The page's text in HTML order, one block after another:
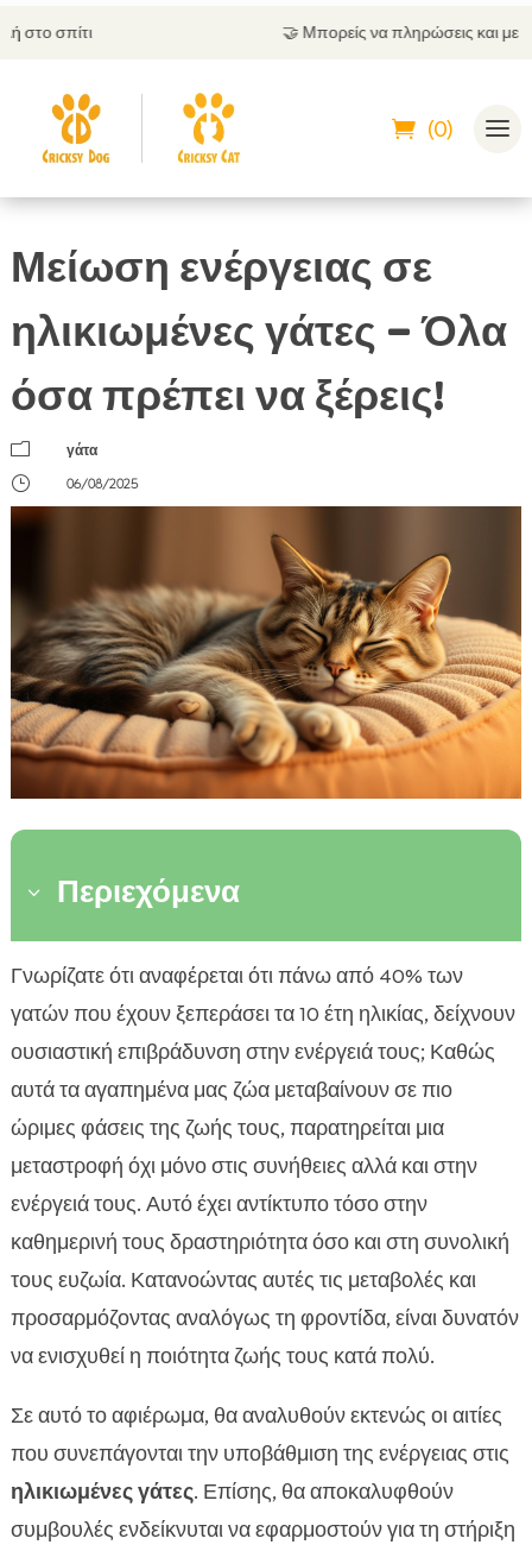
Μπορείς να πληρώσεις και με αντικαταβολή
(0)
Μείωση ενέργειας σε
ηλικιωμένες γάτες – Όλα
όσα πρέπει να ξέρεις!
m
γάτα
}
06/08/2025
3 Περιεχόμενα
 Κατανόηση της μείωσης ενέργειας στις γάτες
 Ηλικία και ενέργεια: Τι να περιμένετε
 Διατροφή και ενέργεια σε ηλικιωμένες γάτες
 Επιλογές διατροφής: CricksyCat για γάτες
 Η σημασία της σωστής ενυδάτωσης
 Άσκηση και δραστηριότητες για ηλικιωμένες
γάτες
Σημάδια προβλημάτων υγείας που μειώνουν
την ενέργεια

Προληπτική φροντίδα για διατήρηση της
ενέργειας
 Πώς το περιβάλλον επηρεάζει την ενέργεια της
Περιποίηση και άνεση: Σημαντικοί παράγοντες
Ψυχολογική υποστήριξη και ενέργεια
Κουβέρνες, παιχνίδια και άλλα βοηθήματα για
ενέργεια
Γνωρίζατε ότι αναφέρεται ότι πάνω από 40% των
γατών που έχουν ξεπεράσει τα 10 έτη ηλικίας, δείχνουν
ουσιαστική επιβράδυνση στην ενέργειά τους; Καθώς
αυτά τα αγαπημένα μας ζώα μεταβαίνουν σε πιο
ώριμες φάσεις της ζωής τους, παρατηρείται μια
μεταστροφή όχι μόνο στις συνήθειες αλλά και στην
ενέργειά τους. Αυτό έχει αντίκτυπο τόσο στην
καθημερινή τους δραστηριότητα όσο και στη συνολική
τους ευζωία. Κατανοώντας αυτές τις μεταβολές και
προσαρμόζοντας αναλόγως τη φροντίδα, είναι δυνατόν
να ενισχυθεί η ποιότητα ζωής τους κατά πολύ.
Σε αυτό το αφιέρωμα, θα αναλυθούν εκτενώς οι αιτίες
που συνεπάγονται την υποβάθμιση της ενέργειας στις
ηλικιωμένες γάτες. Επίσης, θα αποκαλυφθούν
συμβουλές ενδείκνυται να εφαρμοστούν για τη στήριξη